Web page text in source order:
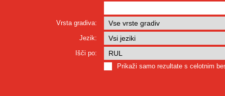
Vrsta gradiva:
Jezik:
Išči po:
Prikaži samo rezultate s celotnim